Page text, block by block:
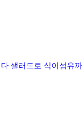
샐러드로 식이섬유